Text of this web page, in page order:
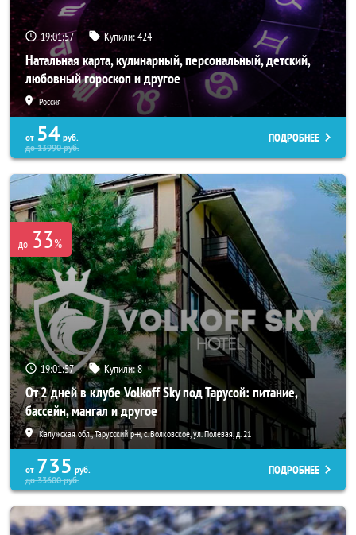
19:01:53 Купили:424
Натальная карта, кулинарный, персональный, детский,
любовный гороскоп и другое
Россия
от 54 руб.
до13990руб.
ПОДРОБНЕЕ
до 33%
19:01:53 Купили:8
От 2 дней в клубе Volkoff Sky под Тарусой: питание,
бассейн, мангал и другое
Калужская обл., Тарусский р-н, с. Волковское, ул. Полевая, д. 21
от 735 руб.
до33600руб.
ПОДРОБНЕЕ